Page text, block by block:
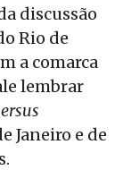
discussão
Rio de
a comarca
lembrar
Janeiro e de